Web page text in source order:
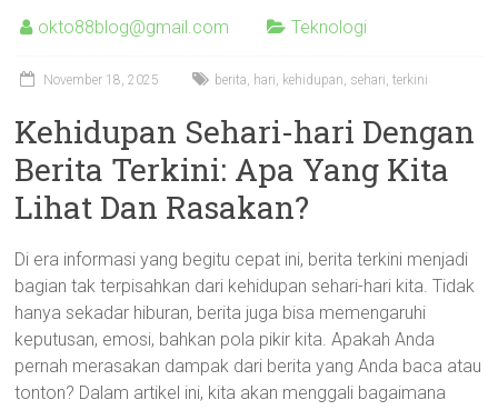
okto88blog@gmail.com Teknologi
November 18, 2025 berita, hari, kehidupan, sehari,terkini
Kehidupan Sehari-hari Dengan
Berita Terkini: Apa Yang Kita
Lihat Dan Rasakan?
Di era informasi yang begitu cepat ini, berita terkini menjadi
bagian tak terpisahkan dari kehidupan sehari-hari kita. Tidak
hanya sekadar hiburan, berita juga bisa memengaruhi
keputusan, emosi, bahkan pola pikir kita. Apakah Anda
pernah merasakan dampak dari berita yang Anda baca atau
tonton? Dalam artikel ini, kita akan menggali bagaimana